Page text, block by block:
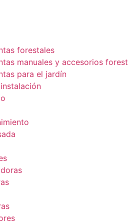
forestales
manuales y accesorios
para el jardín